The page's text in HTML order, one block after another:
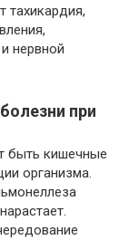
тахикардия,
нервной
при
быть кишечные
организма.